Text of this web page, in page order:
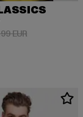
17,09 EUR
EURAktionspreis: